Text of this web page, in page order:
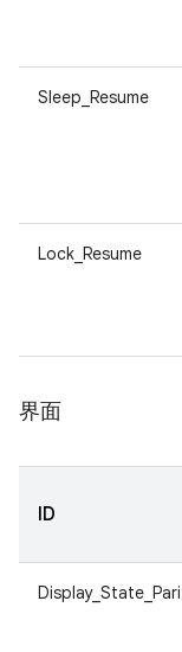
Sleep_Resume
Lock_Resume
界面
ID